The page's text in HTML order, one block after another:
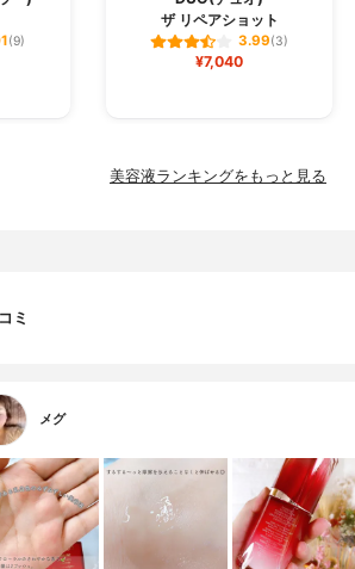
(9)
ザ リペアショット
3.99(3)
¥7,040
美容液ランキングをもっと見る
ミ
メグ